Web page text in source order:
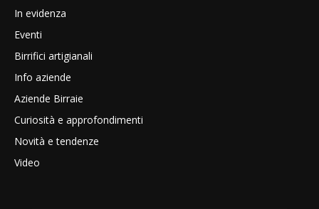
In evidenza
Eventi
Birrifici artigianali
Info aziende
Aziende Birraie
Curiosità e approfondimenti
Novità e tendenze
Video